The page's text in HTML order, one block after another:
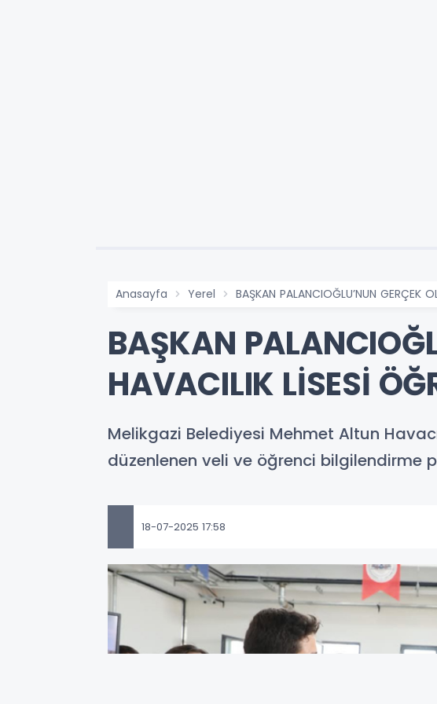
Anasayfa Yerel BAŞKAN PALANCIOĞLU’NUN GERÇEK
BAŞKAN
HAVACILIK LİSESİ
Melikgazi Belediyesi Mehmet Altun
düzenlenen veli ve öğrenci bilgilendirme
18-07-2025 17:58